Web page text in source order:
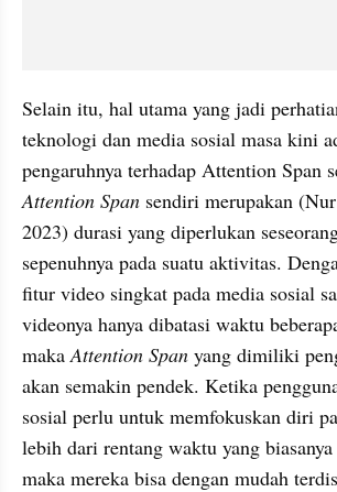
Selain itu, hal utama yang jadi
teknologi dan media sosial masa kini
Attention Span sendiri merupakan
2023) durasi yang diperlukan
sepenuhnya pada suatu aktivitas.
fitur video singkat pada media sosial
videonya hanya dibatasi waktu
maka Attention Span yang dimiliki
akan semakin pendek. Ketika
sosial perlu untuk memfokuskan diri
lebih dari rentang waktu yang
maka mereka bisa dengan mudah